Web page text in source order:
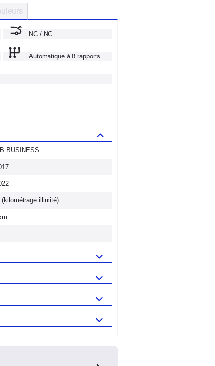
NC / NC
Automatique à 8 rapports
BUSINESS
(kilométrage illimité)